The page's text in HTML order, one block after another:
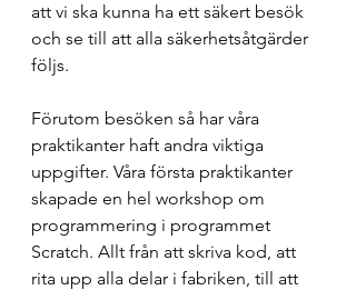
att vi ska kunna ha ett säkert besök
och se till att alla säkerhetsåtgärder
följs.
Förutom besöken så har våra
praktikanter haft andra viktiga
uppgifter. Våra första praktikanter
skapade en hel workshop om
programmering i programmet
Scratch. Allt från att skriva kod, att
rita upp alla delar i fabriken, till att